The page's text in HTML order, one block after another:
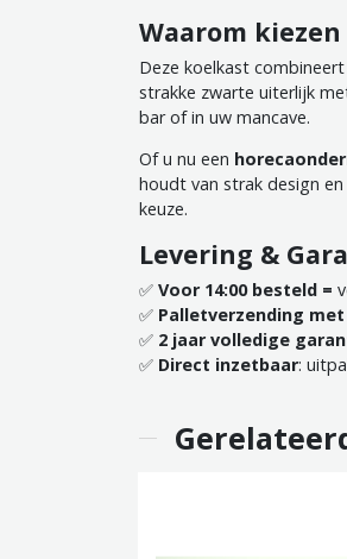
Waarom
Deze koelkast combineert
strakke zwarte uiterlijk
bar of in uw mancave.
Of u nu een
houdt van strak design
keuze.
Levering &
✅ Voor 14:00 besteld =
✅ Palletverzending
✅ 2 jaar volledige
✅ Direct inzetbaar: